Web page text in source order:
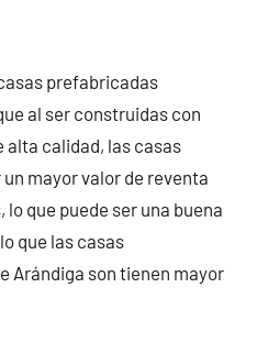
prefabricadas
al ser construidas con
alta calidad, las casas
mayor valor de reventa
que puede ser una buena
que las casas
Arándiga son tienen mayor